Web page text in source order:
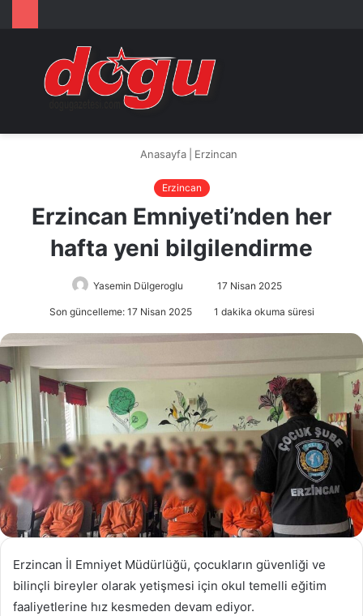
Arama
...
Anasayfa Erzincan
Erzincan
Erzincan Emniyeti’nden her
hafta yeni bilgilendirme
Yasemin Dülgeroglu
göndermek
17 Nisan 2025
Son güncelleme: 17 Nisan 2025 1 dakika okuma süresi
Erzincan İl Emniyet Müdürlüğü, çocukların güvenliği ve
bilinçli bireyler olarak yetişmesi için okul temelli eğitim
faaliyetlerine hız kesmeden devam ediyor.